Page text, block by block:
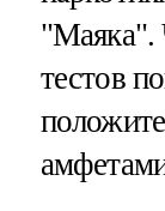
"Маяка".
тестов